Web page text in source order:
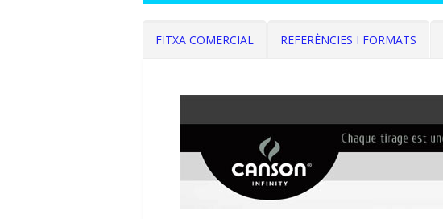
FITXA COMERCIAL REFERÈNCIES I FORMATS